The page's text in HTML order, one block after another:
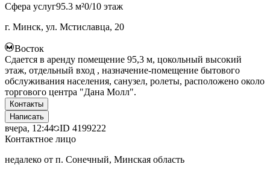
Сфера услуг95.3 м²0/10 этаж
г. Минск, ул. Мстиславца, 20
Восток
Сдается в аренду помещение 95,3 м, цокольный высокий
этаж, отдельный вход , назначение-помещение бытового
обслуживания населения, санузел, ролеты, расположено около
торгового центра "Дана Молл".
Контакты
Написать
вчера, 12:44 ID 4199222
Контактное лицо
недалеко от п. Сонечный, Минская область